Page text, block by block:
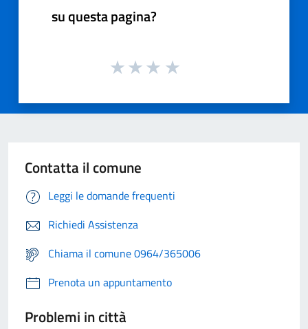
su questa pagina?
Contatta il comune
Leggi le domande frequenti
Richiedi Assistenza
Chiama il comune 0964/365006
Prenota un appuntamento
Problemi in città